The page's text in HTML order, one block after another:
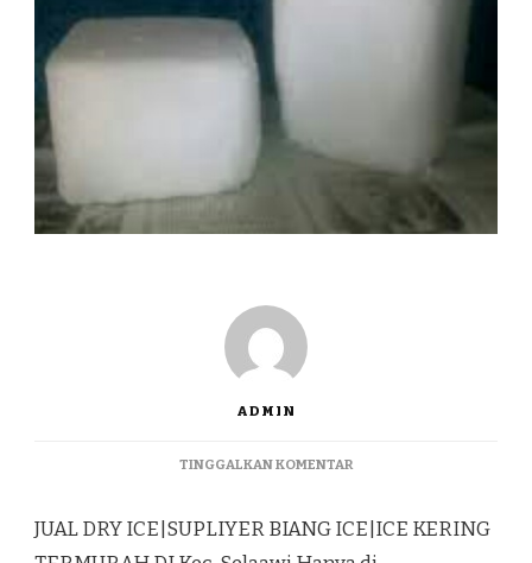
ADMIN
TINGGALKAN KOMENTARPADA
ICE|SUPLIYER
BIANG
JUAL DRY ICE|SUPLIYER BIANG ICE|ICE KERING